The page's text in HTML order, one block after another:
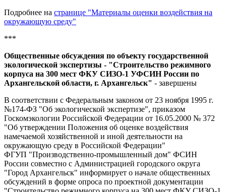
Подробнее на странице "Материалы оценки воздействия на
окружающую среду"
***
Общественные обсуждения по объекту государственной
экологической экспертизы - "Строительство режимного
корпуса на 300 мест ФКУ СИЗО-1 УФСИН России по
Архангельской области, г. Архангельск" - завершены
В соответствии с Федеральным законом от 23 ноября 1995 г.
№174-ФЗ "Об экологической экспертизе", приказом
Госкомэкологии Российской Федерации от 16.05.2000 № 372
"Об утверждении Положения об оценке воздействия
намечаемой хозяйственной и иной деятельности на
окружающую среду в Российской Федерации"
ФГУП "Производственно-промышленный дом" ФСИН
России совместно с Администрацией городского округа
"Город Архангельск" информирует о начале общественных
обсуждений в форме опроса по проектной документации